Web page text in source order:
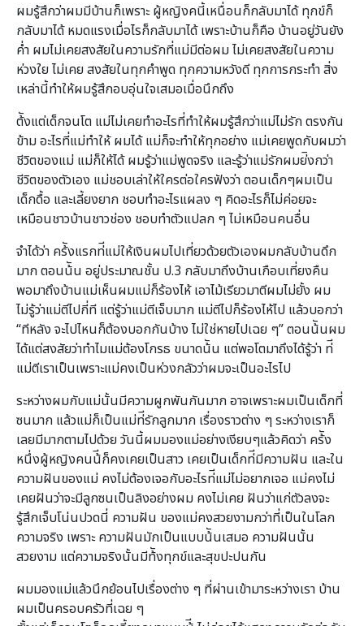
ผมรู้สึกว่าผมมีบ้านก็เพราะ ผู้หญิงคนี้เหนื่อนก็กลับมาได้ ทุกข์ก็
กลับมาได้ หมดแรงเมื่อไรก็กลับมาได้ เพราะบ้านก็คือ บ้านอยู่วันยัง
ค่ำ ผมไม่เคยสงสัยในความรักที่แม่มีต่อผม ไม่เคยสงสัยในความ
ห่วงใย ไม่เคย สงสัยในทุกคําพูด ทุกความหวังดี ทุกการกระทํา สิ่ง
เหล่านี้ทำให้ผมรู้สึกอบอุ่นใจเสมอเมื่อนึกถึง
ต้ังแต่เด็กจนโต แม่ไม่เคยทําอะไรที่ทําให้ผมรู้สึกว่าแม่ไม่รัก ตรงกัน
ข้าม อะไรที่แม่ทําให้ ผมได้ แม่ก็จะทําให้ทุกอย่าง แม่เคยพูดกับผมว่า
ชีวิตของแม่ แม่ก็ให้ได้ ผมรู้ว่าแม่พูดจริง และรู้ว่าแม่รักผมย่ิงกว่า
ชีวิตของตัวเอง แม่ชอบเล่าให้ใครต่อใครฟังว่า ตอนเด็กๆผมเป็น
เด็กดื้อ และเลี้ยงยาก ชอบทําอะไรแผลง ๆ คิดอะไรก็ไม่ค่อยจะ
เหมือนชาวบ้านชาวช่อง ชอบทําตัวแปลก ๆ ไม่เหมือนคนอื่น
จําได้ว่า คร้ังแรกท่ีแม่ให้เงินผมไปเที่ยวด้วยตัวเองผมกลับบ้านดึก
มาก ตอนน้ัน อยู่ประมาณชั้น ป.3 กลับมาถึงบ้านเกือบเที่ยงคืน
พอมาถึงบ้านแม่เห็นผมแม่ก็ร้องไห้ เอาไม้เรียวมาตีผมไม่ยั้ง ผม
ไม่รู้ว่าแม่ตีไปกี่ที แต่รู้ว่าแม่ตีเจ็บมาก แม่ตีไปก็ร้องไห้ไป แล้วบอกว่า
“ทีหลัง จะไปไหนก็ต้องบอกกันบ้าง ไม่ใช่หายไปเฉย ๆ” ตอนน้ันผม
ได้แต่สงสัยว่าทําไมแม่ต้องโกรธ ขนาดน้ัน แต่พอโตมาถึงได้รู้ว่า ท่ี
แม่ตีเราเป็นเพราะแม่คงเป็นห่วงกลัวว่าผมจะเป็นอะไรไป
ระหว่างผมกับแม่นั้นมีความผูกพันกันมาก อาจเพราะผมเป็นเด็กที่
ซนมาก แล้วแม่ก็เป็นแม่ท่ีรักลูกมาก เรื่องราวต่าง ๆ ระหว่างเราก็
เลยมีมากตามไปด้วย วันนี้ผมมองแม่อย่างเงียบๆแล้วคิดว่า คร้ัง
หนึ่งผู้หญิงคนน้ีก็คงเคยเป็นสาว เคยเป็นเด็กท่ีมีความฝัน และใน
ความฝันของแม่ คงไม่ต้องเจอกับอะไรท่ีแม่ไม่อยากเจอ แม่คงไม่
เคยฝันว่าจะมีลูกซนเป็นลิงอย่างผม คงไม่เคย ฝันว่าแก่ตัวลงจะ
รู้สึกเจ็บโน่นปวดนี่ ความฝัน ของแม่คงสวยงามกว่าที่เป็นในโลก
ความจริง เพราะ ความฝันมักเป็นแบบน้ันเสมอ ความฝันนั้น
สวยงาม แต่ความจริงนั้นมีท้ังทุกข์และสุขปะปนกัน
ผมมองแม่แล้วนึกย้อนไปเรื่องต่าง ๆ ที่ผ่านเข้ามาระหว่างเรา บ้าน
ผมเป็นครอบครัวที่เฉย ๆ